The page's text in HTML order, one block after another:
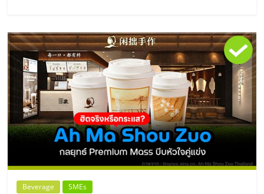
Beverage SMEs